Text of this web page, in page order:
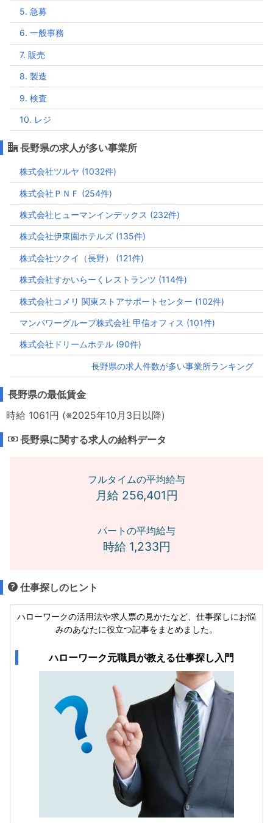
5. 急募
6. 一般事務
7. 販売
8. 製造
9. 検査
10. レジ
長野県の求人が多い事業所
株式会社ツルヤ (1032件)
株式会社ＰＮＦ (254件)
株式会社ヒューマンインデックス (232件)
株式会社伊東園ホテルズ (135件)
株式会社ツクイ（長野） (121件)
株式会社すかいらーくレストランツ (114件)
株式会社コメリ 関東ストアサポートセンター (102件)
マンパワーグループ株式会社 甲信オフィス (101件)
株式会社ドリームホテル (90件)
長野県の求人件数が多い事業所ランキング
長野県の最低賃金
時給 1061円 (※2025年10月3日以降)
長野県に関する求人の給料データ
フルタイムの平均給与
月給 256,401円
パートの平均給与
時給 1,233円
仕事探しのヒント
ハローワークの活用法や求人票の見かたなど、仕事探しにお悩
みのあなたに役立つ記事をまとめました。
ハローワーク元職員が教える仕事探し入門